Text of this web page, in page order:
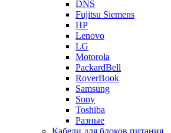
DNS
Fujitsu Siemens
HP
Lenovo
LG
Motorola
PackardBell
RoverBook
Samsung
Sony
Toshiba
Разные
Кабели для блоков питания